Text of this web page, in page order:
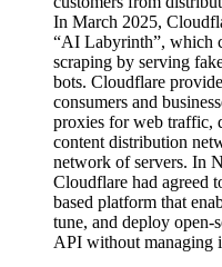
In March 2025,
“AI Labyrinth”, which
scraping by serving
bots. Cloudflare
consumers and
proxies for web traffic,
content distribution
network of servers. In
Cloudflare had agreed
based platform that
tune, and deploy open-
API without managing